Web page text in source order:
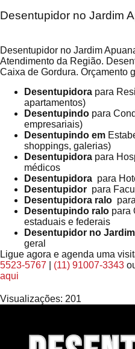
Desentupidor no Jardim
Desentupidor no Jardim
Atendimento da Região.
Caixa de Gordura. Orçamento
Desentupidora para
apartamentos)
Desentupindo para
empresariais)
Desentupindo em
shoppings, galerias)
Desentupidora para
médicos
Desentupidora para
Desentupidor para
Desentupidora ralo
Desentupindo ralo para
estaduais e federais
Desentupidor no
geral
Ligue agora e agenda uma
5523-5767
(11) 91007-3343
aqui
Visualizações: 201